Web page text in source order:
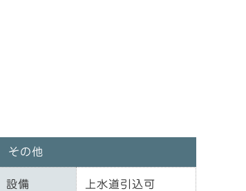
その他
設備
上水道引込可